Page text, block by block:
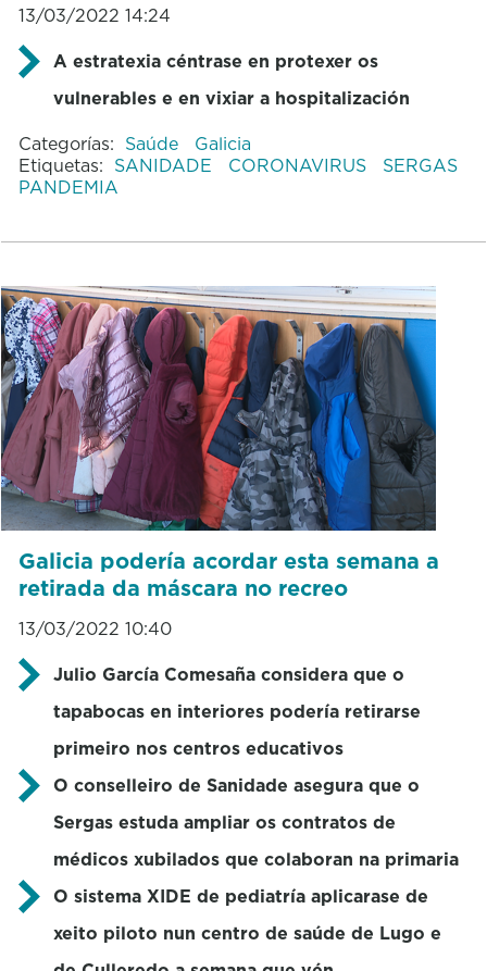
13/03/2022 14:24
A estratexia céntrase en protexer os
vulnerables e en vixiar a hospitalización
Categorías: Saúde
Galicia
Etiquetas: SANIDADE CORONAVIRUS
SERGAS
PANDEMIA
Galicia podería acordar esta semana a
retirada da máscara no recreo
13/03/2022 10:40
Julio García Comesaña considera que o
tapabocas en interiores podería retirarse
primeiro nos centros educativos
O conselleiro de Sanidade asegura que o
Sergas estuda ampliar os contratos de
médicos xubilados que colaboran na primaria
O sistema XIDE de pediatría aplicarase de
xeito piloto nun centro de saúde de Lugo e